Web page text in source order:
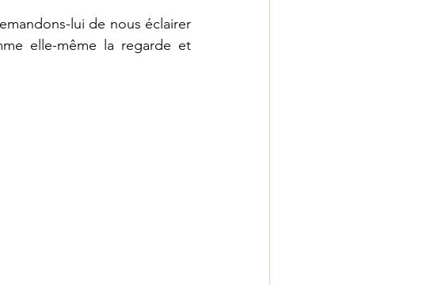
lui de nous éclairer
elle-même la regarde et